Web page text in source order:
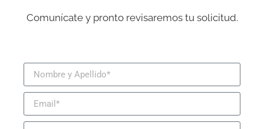
Comunícate y pronto revisaremos tu solicitud.